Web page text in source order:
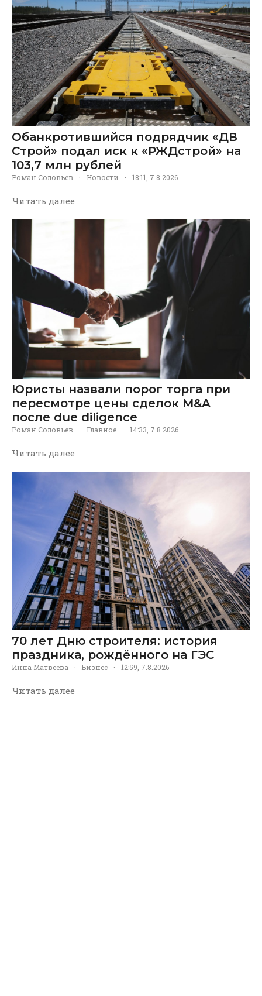
Обанкротившийся подрядчик «ДВ
Строй» подал иск к «РЖДстрой» на
103,7 млн рублей
Роман Соловьев · Новости · 18:11, 7.8.2026
Читать далее
Юристы назвали порог торга при
пересмотре цены сделок M&A
после due diligence
Роман Соловьев · Главное · 14:33, 7.8.2026
Читать далее
70 лет Дню строителя: история
праздника, рождённого на ГЭС
Инна Матвеева · Бизнес · 12:59, 7.8.2026
Читать далее